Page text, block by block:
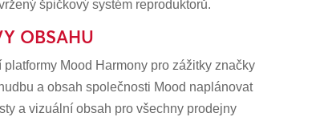
špičkový systém reproduktorů.
OBSAHU
platformy Mood Harmony pro zážitky značky
a obsah společnosti Mood naplánovat
a vizuální obsah pro všechny prodejny